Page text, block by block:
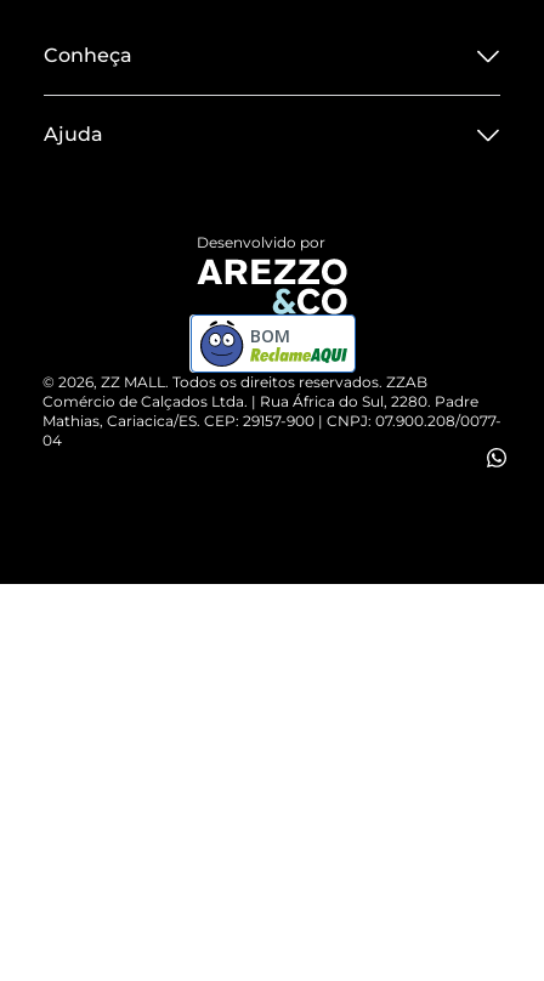
Conheça
Termos de Uso
ZZ MALL é confiável
Cartão Presente
Vendas Corporativas
Ajuda
Devolução do Produto
Compre pelo WhatsApp
© 2026, ZZ MALL. Todos os direitos reservados. ZZAB
Comércio de Calçados Ltda. | Rua África do Sul, 2280. Padre
Mathias, Cariacica/ES. CEP: 29157-900 | CNPJ: 07.900.208/0077-
04
Desenvolvido por
BOM